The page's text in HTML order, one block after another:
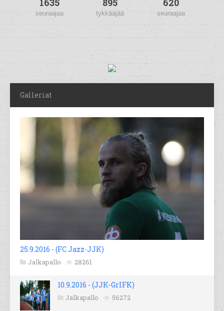
1635
seuraajaa
895
tykkääjää
620
seuraajaa
Galleriat
25.9.2016 - (FC Jazz-JJK)
Jalkapallo 28261
10.9.2016 - (JJK-GrIFK)
Jalkapallo 56272